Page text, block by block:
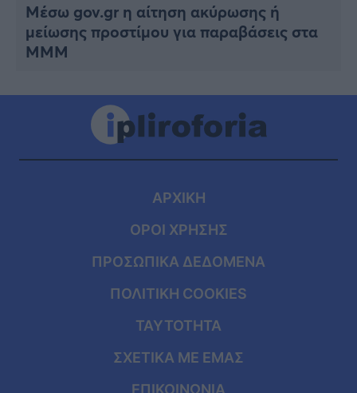
Μέσω gov.gr η αίτηση ακύρωσης ή
μείωσης προστίμου για παραβάσεις στα
ΜΜΜ
ΑΡΧΙΚΗ
ΟΡΟΙ ΧΡΗΣΗΣ
ΠΡΟΣΩΠΙΚΑ ΔΕΔΟΜΕΝΑ
ΠΟΛΙΤΙΚΗ COOKIES
ΤΑΥΤΟΤΗΤΑ
ΣΧΕΤΙΚΑ ΜΕ ΕΜΑΣ